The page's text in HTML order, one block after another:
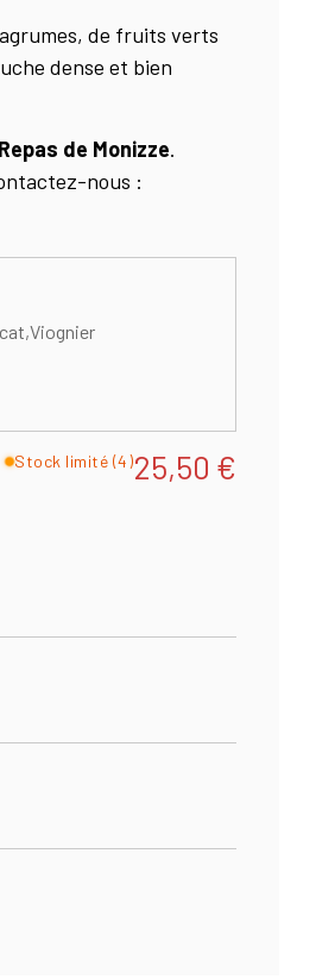
de fruits verts
dense et bien
de Monizze.
nous :
Viognier
25,50 €
Stock limité (4)